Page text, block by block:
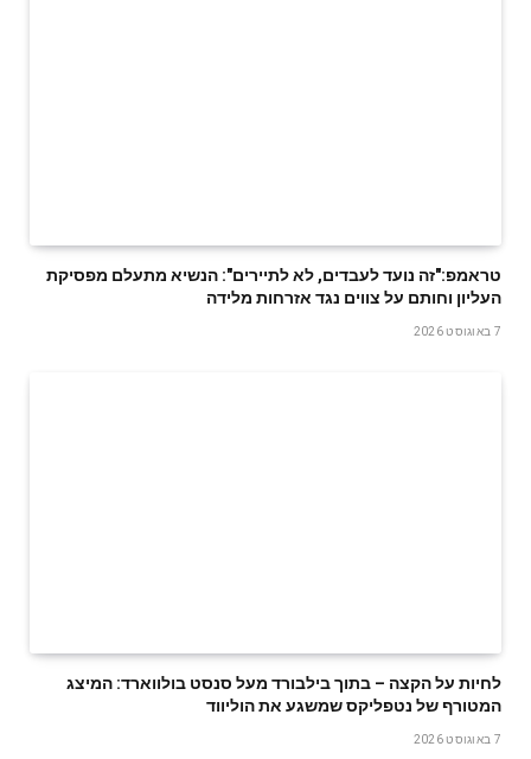
טראמפ:"זה נועד לעבדים, לא לתיירים": הנשיא מתעלם מפסיקת
העליון וחותם על צווים נגד אזרחות מלידה
7 באוגוסט 2026
לחיות על הקצה – בתוך בילבורד מעל סנסט בולווארד: המיצג
המטורף של נטפליקס שמשגע את הוליווד
7 באוגוסט 2026